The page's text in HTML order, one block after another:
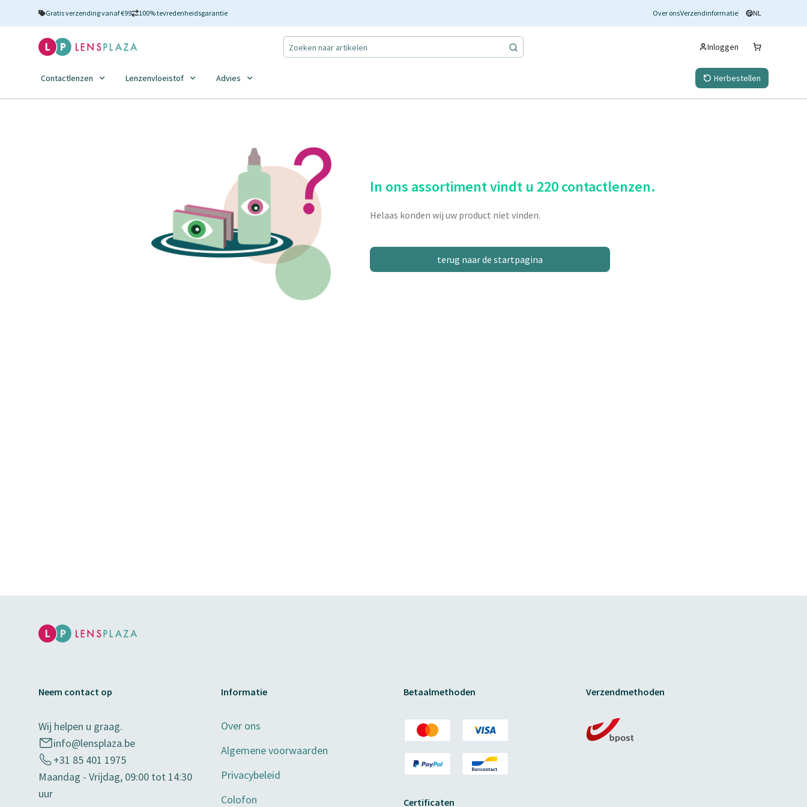
Gratis verzending vanaf €99 100% tevredenheidsgarantie Over onsVerzendinformatie NL
Inloggen
Contactlenzen Lenzenvloeistof Advies Herbestellen
In ons assortiment vindt u 220 contactlenzen.
Helaas konden wij uw product niet vinden.
terug naar de startpagina
Neem contact op
Wij helpen u graag.
info@lensplaza.be
+31 85 401 1975
Maandag - Vrijdag, 09:00 tot 14:30
uur
Informatie
Over ons
Algemene voorwaarden
Privacybeleid
Colofon
Betaalmethoden
Certificaten
Verzendmethoden